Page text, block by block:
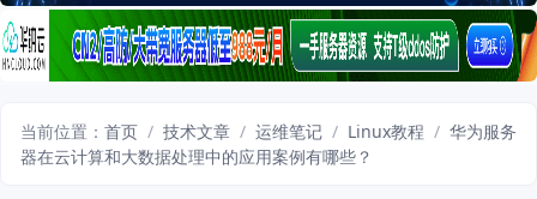
当前位置： 首页 / 技术文章 / 运维笔记 / Linux教程 / 华为服务
器在云计算和大数据处理中的应用案例有哪些？